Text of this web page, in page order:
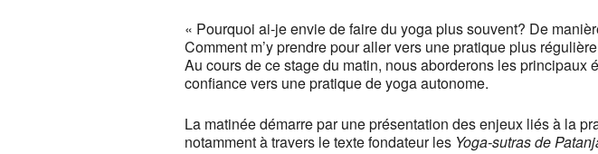
« Pourquoi ai-je envie de faire du yoga plus souvent? De
Comment m’y prendre pour aller vers une pratique plus
Au cours de ce stage du matin, nous aborderons les principaux
confiance vers une pratique de yoga autonome.
La matinée démarre par une présentation des enjeux liés à la
notamment à travers le texte fondateur les Yoga-sutras de